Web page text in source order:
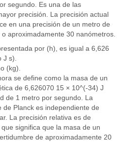
segundo. Es una de las
precisión. La precisión actual
en una precisión de un metro de
aproximadamente 30 nanómetros.
por (h), es igual a 6,626
s).
(kg).
se define como la masa de un
de 6,626070 15 × 10^(-34) J
de 1 metro por segundo. La
Planck es independiente de
La precisión relativa es de
significa que la masa de un
de aproximadamente 20